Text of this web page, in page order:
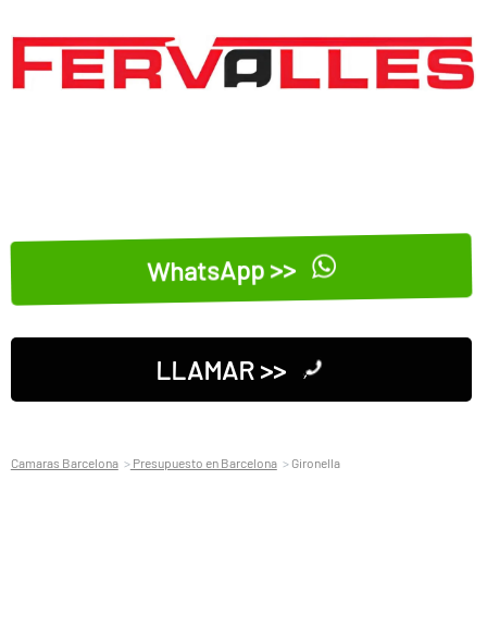
WhatsApp >>
LLAMAR >>
Camaras Barcelona Presupuesto en Barcelona Gironella